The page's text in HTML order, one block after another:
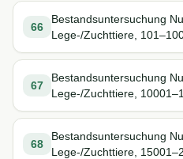
66
Bestandsuntersuchung
Lege-/Zuchttiere,
67
Bestandsuntersuchung
Lege-/Zuchttiere,
68
Bestandsuntersuchung
Lege-/Zuchttiere,